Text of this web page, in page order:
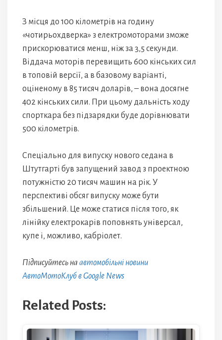
З місця до 100 кілометрів на годину
«чотирьохдверка» з електромоторами зможе
прискорюватися менш, ніж за 3,5 секунди.
Віддача моторів перевищить 600 кінських сил
в топовій версії, а в базовому варіанті,
оціненому в 85 тисяч доларів, – вона досягне
402 кінських сили. При цьому дальність ходу
спорткара без підзарядки буде дорівнювати
500 кілометрів.
Спеціально для випуску нового седана в
Штутгарті був запущений завод з проектною
потужністю 20 тисяч машин на рік. У
перспективі обсяг випуску може бути
збільшений. Це може статися після того, як
лінійку електрокарів поповнять універсал,
купе і, можливо, кабріолет.
Підписуйтесь на автомобільні новини
АвтоМотоКлуб в Google News
Related Posts: